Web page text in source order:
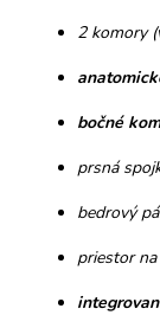
2 komory
bočné
prsná
bedrový
priestor